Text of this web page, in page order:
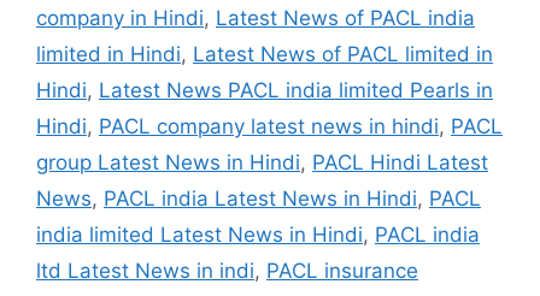
company in Hindi, Latest News of PACL india
limited in Hindi, Latest News of PACL limited in
Hindi, Latest News PACL india limited Pearls in
Hindi, PACL company latest news in hindi, PACL
group Latest News in Hindi, PACL Hindi Latest
News, PACL india Latest News in Hindi, PACL
india limited Latest News in Hindi, PACL india
ltd Latest News in indi, PACL insurance